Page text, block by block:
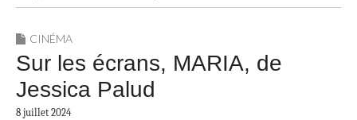
CINÉMA
Sur les écrans, MARIA, de
Jessica Palud
8 juillet 2024